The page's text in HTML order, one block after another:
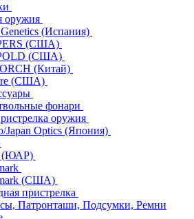
оружия
(Испания)
(США)
(США)
(Китай)
(США)
фонари
оружия
Japan Optics (Япония)
(ЮАР)
(США)
пристрелка
Патронташи, Подсумки, Ремни